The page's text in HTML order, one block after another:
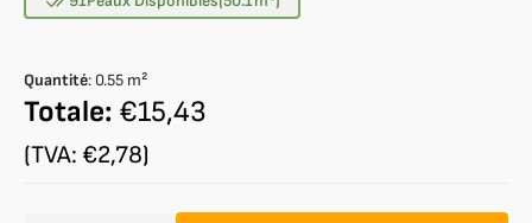
indisponible
Quantité: 0.55 m²
Totale: €15,43
(TVA: €2,78)